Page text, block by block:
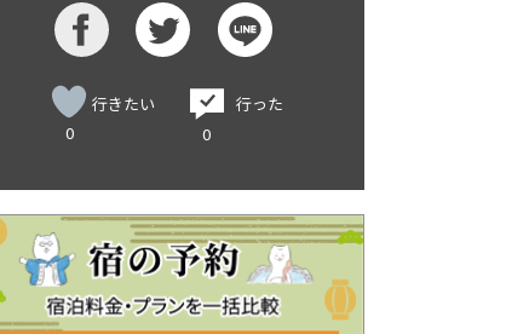
0
行きたい
行った
0